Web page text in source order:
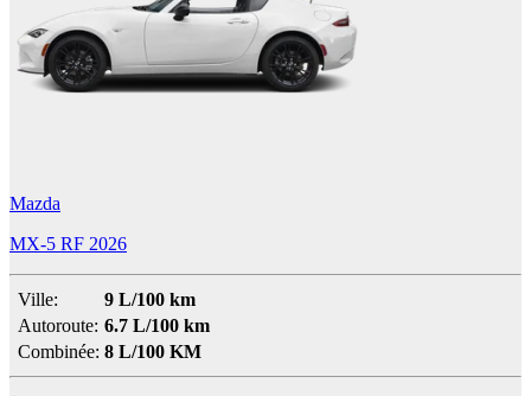
Mazda
MX-5 RF 2026
Ville:
9 L/100 km
Autoroute: 6.7 L/100 km
Combinée: 8 L/100 KM